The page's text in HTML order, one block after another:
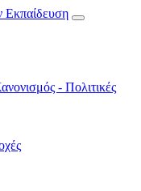
- Πολιτικές